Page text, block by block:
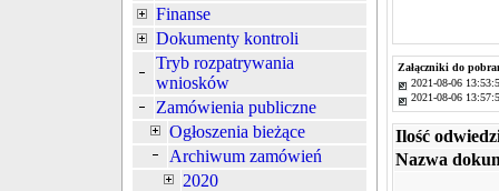
Finanse
Dokumenty kontroli
Tryb rozpatrywania
wniosków
Zamówienia publiczne
Ogłoszenia bieżące
Archiwum zamówień
2020
Załączniki do
2021-08-06
2021-08-06
Ilość
Nazwa